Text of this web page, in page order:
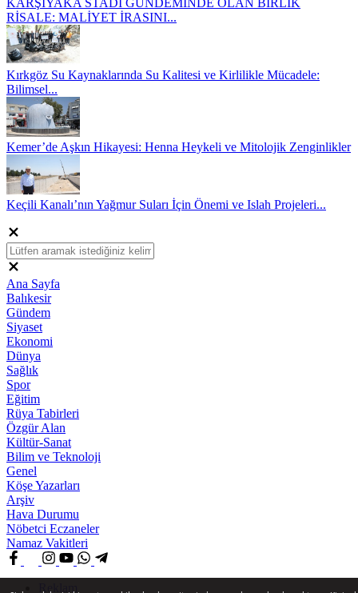
KARŞIYAKA STADI GÜNDEMİNDE OLAN BİRLİK
RİSALE: MALİYET İRASINI...
Kırkgöz Su Kaynaklarında Su Kalitesi ve Kirlilikle Mücadele:
Bilimsel...
Kemer’de Aşkın Hikayesi: Henna Heykeli ve Mitolojik Zenginlikler
Keçili Kanalı’nın Yağmur Suları İçin Önemi ve Islah Projeleri...
Ana Sayfa
Balıkesir
Gündem
Siyaset
Ekonomi
Dünya
Sağlık
Spor
Eğitim
Rüya Tabirleri
Özgür Alan
Kültür-Sanat
Bilim ve Teknoloji
Genel
Köşe Yazarları
Arşiv
Hava Durumu
Nöbetci Eczaneler
Namaz Vakitleri